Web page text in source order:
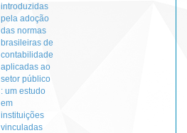
introduzidas
pela adoção
das normas
brasileiras de
contabilidade
aplicadas ao
setor público
: um estudo
em
instituições
vinculadas